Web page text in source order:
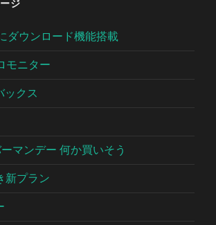
ジ
ダウンロード機能搭載
モニター
ックス
マンデー 何か買いそう
新プラン